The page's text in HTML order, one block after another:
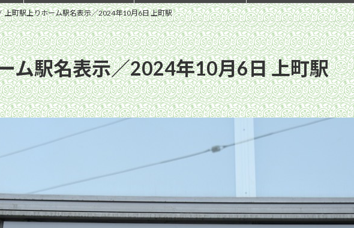
上町駅上りホーム駅名表示／2024年10月6日 上町駅
ム駅名表示／2024年10月6日 上町駅